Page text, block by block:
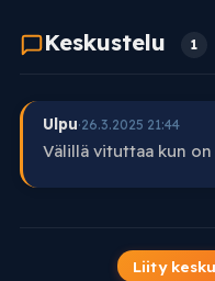
Keskustelu 1
Ulpu·26.3.2025 21:44
Välillä vituttaa kun
Liity